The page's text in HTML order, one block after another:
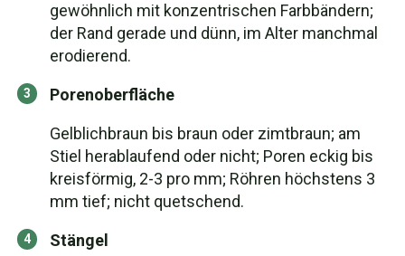
gewöhnlich mit konzentrischen Farbbändern;
der Rand gerade und dünn, im Alter manchmal
erodierend.
Porenoberfläche
Gelblichbraun bis braun oder zimtbraun; am
Stiel herablaufend oder nicht; Poren eckig bis
kreisförmig, 2-3 pro mm; Röhren höchstens 3
mm tief; nicht quetschend.
Stängel